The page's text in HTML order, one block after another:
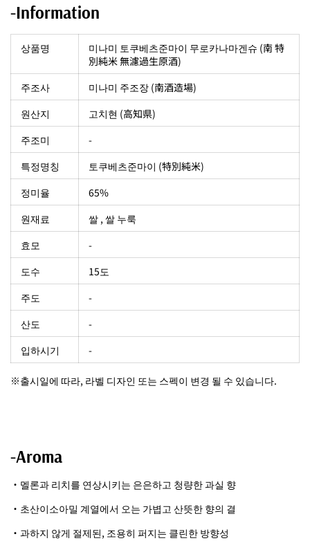
-Information
상품명
미나미 토쿠베츠준마이 무로카나마겐슈 (南 特
別純米 無濾過生原酒)
주조사
미나미 주조장 (南酒造場)
원산지
고치현 (高知県)
주조미
-
특정명칭
토쿠베츠준마이 (特別純米)
정미율
65%
원재료
쌀 , 쌀 누룩
효모
-
도수
15도
주도
-
산도
-
입하시기
-
※출시일에 따라, 라벨 디자인 또는 스펙이 변경 될 수 있습니다.
-Aroma
・멜론과 리치를 연상시키는 은은하고 청량한 과실 향
・초산이소아밀 계열에서 오는 가볍고 산뜻한 향의 결
・과하지 않게 절제된, 조용히 퍼지는 클린한 방향성